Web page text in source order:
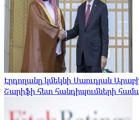
Էրդողանը կմեկնի Սաուդյան
Շարիֆի հետ հանդիպումների